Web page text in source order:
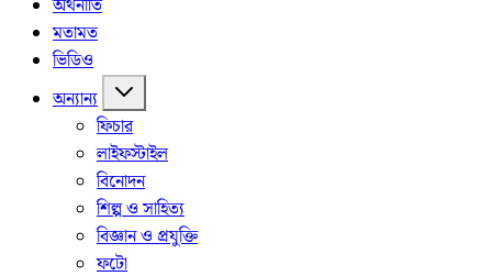
অর্থনীতি
মতামত
ভিডিও
অন্যান্য
ফিচার
লাইফস্টাইল
বিনোদন
শিল্প ও সাহিত্য
বিজ্ঞান ও প্রযুক্তি
ফটো